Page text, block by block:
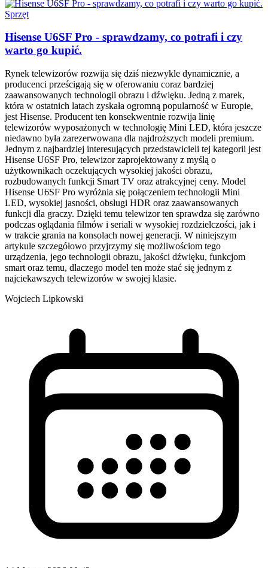
Sprzęt
Hisense U6SF Pro - sprawdzamy, co potrafi i czy
warto go kupić.
Rynek telewizorów rozwija się dziś niezwykle dynamicznie, a
producenci prześcigają się w oferowaniu coraz bardziej
zaawansowanych technologii obrazu i dźwięku. Jedną z marek,
która w ostatnich latach zyskała ogromną popularność w Europie,
jest Hisense. Producent ten konsekwentnie rozwija linię
telewizorów wyposażonych w technologię Mini LED, która jeszcze
niedawno była zarezerwowana dla najdroższych modeli premium.
Jednym z najbardziej interesujących przedstawicieli tej kategorii jest
Hisense U6SF Pro, telewizor zaprojektowany z myślą o
użytkownikach oczekujących wysokiej jakości obrazu,
rozbudowanych funkcji Smart TV oraz atrakcyjnej ceny. Model
Hisense U6SF Pro wyróżnia się połączeniem technologii Mini
LED, wysokiej jasności, obsługi HDR oraz zaawansowanych
funkcji dla graczy. Dzięki temu telewizor ten sprawdza się zarówno
podczas oglądania filmów i seriali w wysokiej rozdzielczości, jak i
w trakcie grania na konsolach nowej generacji. W niniejszym
artykule szczegółowo przyjrzymy się możliwościom tego
urządzenia, jego technologii obrazu, jakości dźwięku, funkcjom
smart oraz temu, dlaczego model ten może stać się jednym z
najciekawszych telewizorów w swojej klasie.
Wojciech Lipkowski